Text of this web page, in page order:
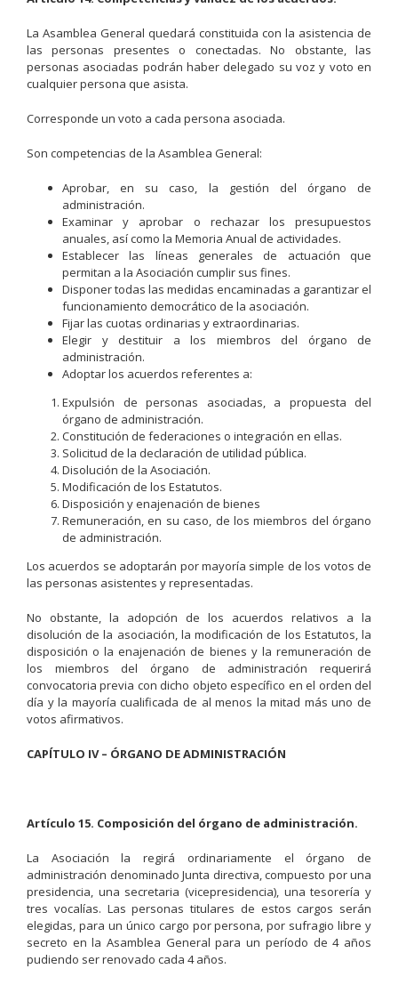
La Asamblea General quedará constituida con la asistencia de
las personas presentes o conectadas. No obstante, las
personas asociadas podrán haber delegado su voz y voto en
cualquier persona que asista.
Corresponde un voto a cada persona asociada.
Son competencias de la Asamblea General:
Aprobar, en su caso, la gestión del órgano de
administración.
Examinar y aprobar o rechazar los presupuestos
anuales, así como la Memoria Anual de actividades.
Establecer las líneas generales de actuación que
permitan a la Asociación cumplir sus fines.
Disponer todas las medidas encaminadas a garantizar el
funcionamiento democrático de la asociación.
Fijar las cuotas ordinarias y extraordinarias.
Elegir y destituir a los miembros del órgano de
administración.
Adoptar los acuerdos referentes a:
Expulsión de personas asociadas, a propuesta del
órgano de administración.
Constitución de federaciones o integración en ellas.
Solicitud de la declaración de utilidad pública.
Disolución de la Asociación.
Modificación de los Estatutos.
Disposición y enajenación de bienes
Remuneración, en su caso, de los miembros del órgano
de administración.
Los acuerdos se adoptarán por mayoría simple de los votos de
las personas asistentes y representadas.
No obstante, la adopción de los acuerdos relativos a la
disolución de la asociación, la modificación de los Estatutos, la
disposición o la enajenación de bienes y la remuneración de
los miembros del órgano de administración requerirá
convocatoria previa con dicho objeto específico en el orden del
día y la mayoría cualificada de al menos la mitad más uno de
votos afirmativos.
CAPÍTULO IV – ÓRGANO DE ADMINISTRACIÓN
Artículo 15. Composición del órgano de administración.
La Asociación la regirá ordinariamente el órgano de
administración denominado Junta directiva, compuesto por una
presidencia, una secretaria (vicepresidencia), una tesorería y
tres vocalías. Las personas titulares de estos cargos serán
elegidas, para un único cargo por persona, por sufragio libre y
secreto en la Asamblea General para un período de 4 años
pudiendo ser renovado cada 4 años.